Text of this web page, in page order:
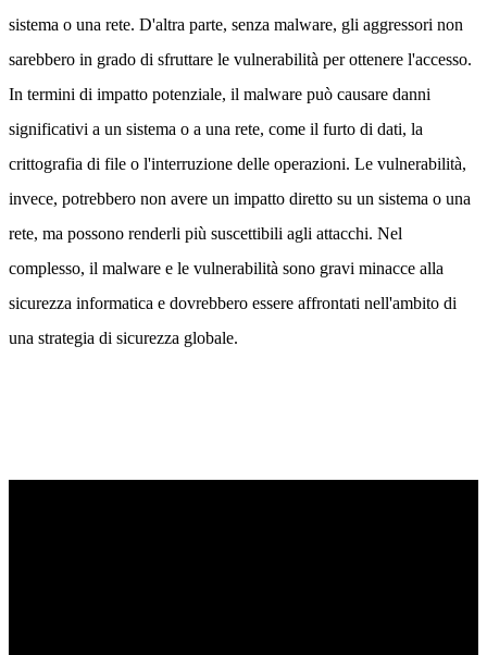
sistema o una rete. D'altra parte, senza malware, gli aggressori non
sarebbero in grado di sfruttare le vulnerabilità per ottenere l'accesso.
In termini di impatto potenziale, il malware può causare danni
significativi a un sistema o a una rete, come il furto di dati, la
crittografia di file o l'interruzione delle operazioni. Le vulnerabilità,
invece, potrebbero non avere un impatto diretto su un sistema o una
rete, ma possono renderli più suscettibili agli attacchi. Nel
complesso, il malware e le vulnerabilità sono gravi minacce alla
sicurezza informatica e dovrebbero essere affrontati nell'ambito di
una strategia di sicurezza globale.